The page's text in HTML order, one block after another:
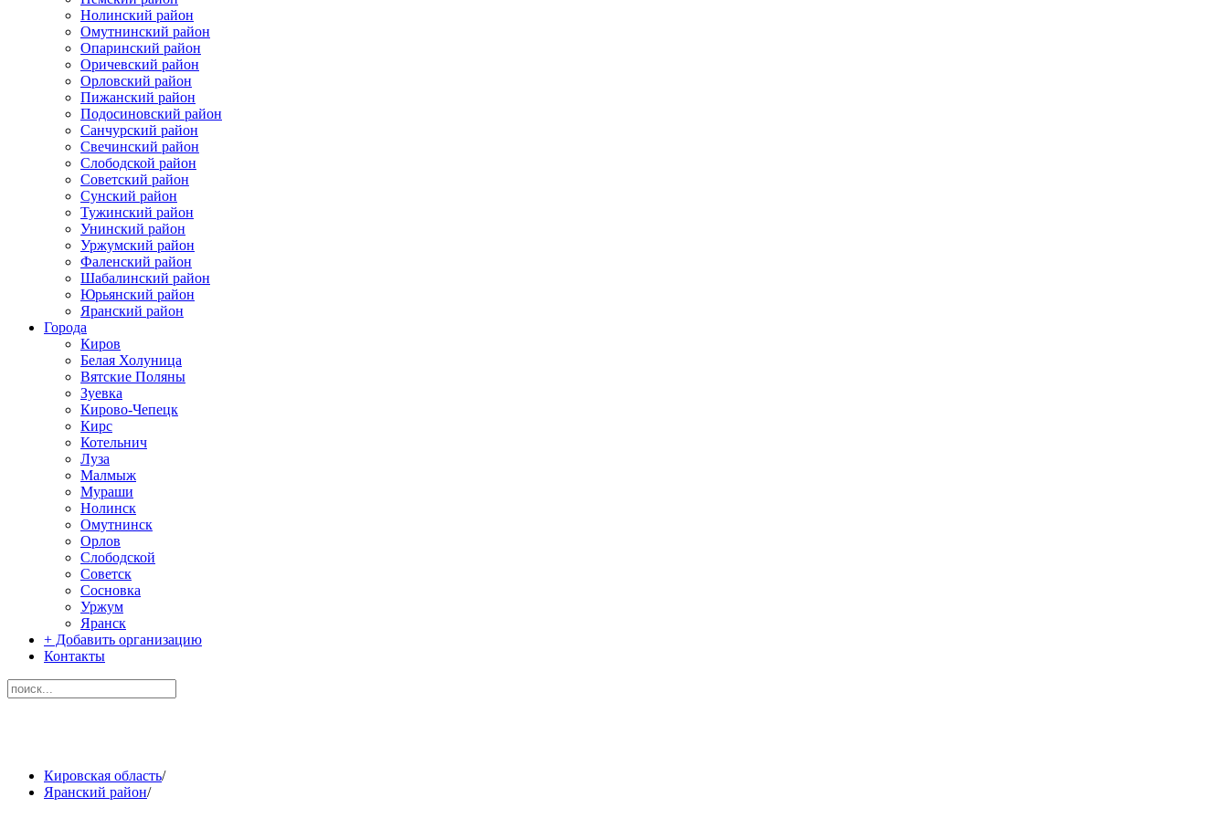
Нолинский район
Омутнинский район
Опаринский район
Оричевский район
Орловский район
Пижанский район
Подосиновский район
Санчурский район
Свечинский район
Слободской район
Советский район
Сунский район
Тужинский район
Унинский район
Уржумский район
Фаленский район
Шабалинский район
Юрьянский район
Яранский район
Города
Киров
Белая Холуница
Вятские Поляны
Зуевка
Кирово-Чепецк
Кирс
Котельнич
Луза
Малмыж
Мураши
Нолинск
Омутнинск
Орлов
Слободской
Советск
Сосновка
Уржум
Яранск
+ Добавить организацию
Контакты
Кировская область/
Яранский район/